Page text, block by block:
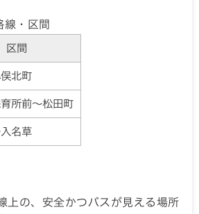
線・区間
区間
北町
育所前～松田町
名草
上の、安全かつバスが見える場所